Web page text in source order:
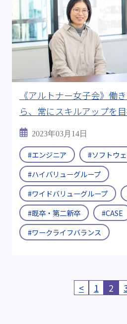
《アルトナー女子会》働
ら、常にスキルアップを目
2023年03月14日
#エンジニア #ソフトウ
#ハイバリューグループ
#ワイドバリューグループ
#既卒・第二新卒
#CASE
#ワークライフバランス
< 1 2